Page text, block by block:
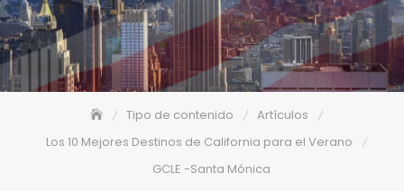
Tipo de contenido
Artículos
Los 10 Mejores Destinos de California para el Verano
GCLE -Santa Mónica